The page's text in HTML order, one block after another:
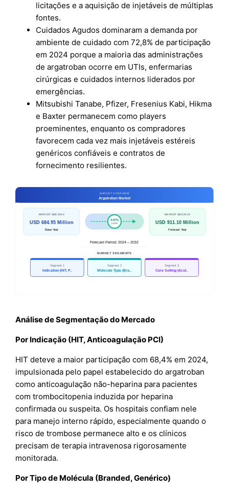
licitações e a aquisição de injetáveis de múltiplas
fontes.
Cuidados Agudos dominaram a demanda por
ambiente de cuidado com 72,8% de participação
em 2024 porque a maioria das administrações
de argatroban ocorre em UTIs, enfermarias
cirúrgicas e cuidados internos liderados por
emergências.
Mitsubishi Tanabe, Pfizer, Fresenius Kabi, Hikma
e Baxter permanecem como players
proeminentes, enquanto os compradores
favorecem cada vez mais injetáveis estéreis
genéricos confiáveis e contratos de
fornecimento resilientes.
Análise de Segmentação do Mercado
Por Indicação (HIT, Anticoagulação PCI)
HIT deteve a maior participação com 68,4% em 2024,
impulsionada pelo papel estabelecido do argatroban
como anticoagulação não-heparina para pacientes
com trombocitopenia induzida por heparina
confirmada ou suspeita. Os hospitais confiam nele
para manejo interno rápido, especialmente quando o
risco de trombose permanece alto e os clínicos
precisam de terapia intravenosa rigorosamente
monitorada.
Por Tipo de Molécula (Branded, Genérico)